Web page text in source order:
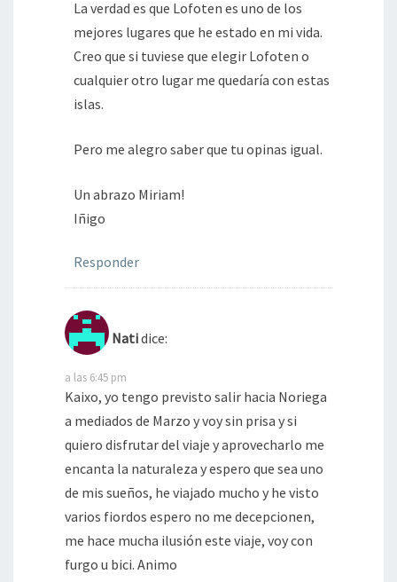
La verdad es que Lofoten es uno de los
mejores lugares que he estado en mi vida.
Creo que si tuviese que elegir Lofoten o
cualquier otro lugar me quedaría con estas
islas.
Pero me alegro saber que tu opinas igual.
Un abrazo Miriam!
Iñigo
Responder
Natidice:
a las 6:45 pm
Kaixo, yo tengo previsto salir hacia Noriega
a mediados de Marzo y voy sin prisa y si
quiero disfrutar del viaje y aprovecharlo me
encanta la naturaleza y espero que sea uno
de mis sueños, he viajado mucho y he visto
varios fiordos espero no me decepcionen,
me hace mucha ilusión este viaje, voy con
furgo u bici. Animo